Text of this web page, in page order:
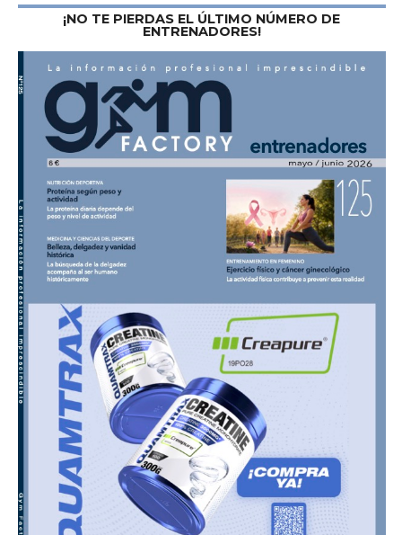
¡NO TE PIERDAS EL ÚLTIMO NÚMERO DE
ENTRENADORES!